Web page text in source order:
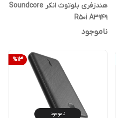
هندزفری بلوتوث انکر Soundcore
R50i A3949
ناموجود
%13
ناموجود